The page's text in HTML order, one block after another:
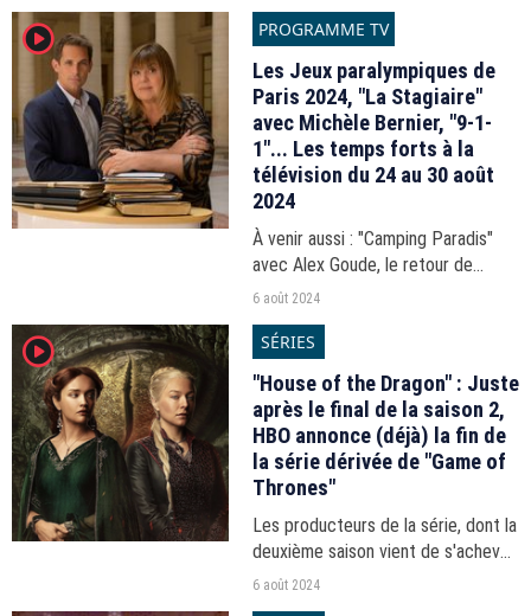
player2 PROGRAMME TV
Les Jeux paralympiques de
Paris 2024, "La Stagiaire"
avec Michèle Bernier, "9-1-
1"... Les temps forts à la
télévision du 24 au 30 août
2024
À venir aussi : "Camping Paradis"
avec Alex Goude, le retour de
"Quels Jeux !" avec Léa Salamé et
Everywhere All at Once" sur France
5, "Le grand concours"...
6 août 2024
player2 SÉRIES
​​"House of the Dragon" : Juste
après le final de la saison 2,
HBO annonce (déjà) la fin de
la série dérivée de "Game of
Thrones"
Les producteurs de la série, dont la
deuxième saison vient de s'achever
ce lundi, ont annoncé deux
6 août 2024